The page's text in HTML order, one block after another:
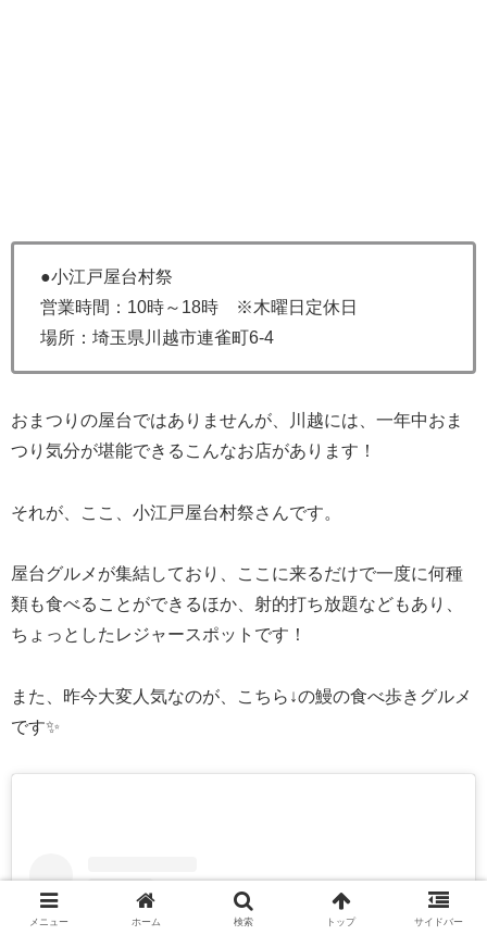
●小江戸屋台村祭
営業時間：10時～18時 ※木曜日定休日
場所：埼玉県川越市連雀町6-4
おまつりの屋台ではありませんが、川越には、一年中おま
つり気分が堪能できるこんなお店があります！
それが、ここ、小江戸屋台村祭さんです。
屋台グルメが集結しており、ここに来るだけで一度に何種
類も食べることができるほか、射的打ち放題などもあり、
ちょっとしたレジャースポットです！
また、昨今大変人気なのが、こちら↓の鰻の食べ歩きグルメ
です✨
メニュー ホーム 検索 トップ サイドバー